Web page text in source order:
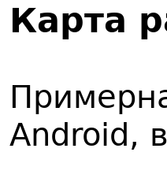
Карта
Android,